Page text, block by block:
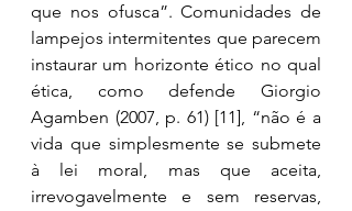
que nos ofusca”. Comunidades de
lampejos intermitentes que parecem
instaurar um horizonte ético no qual
ética, como defende Giorgio
Agamben (2007, p. 61) [11], “não é a
vida que simplesmente se submete
à lei moral, mas que aceita,
irrevogavelmente e sem reservas,